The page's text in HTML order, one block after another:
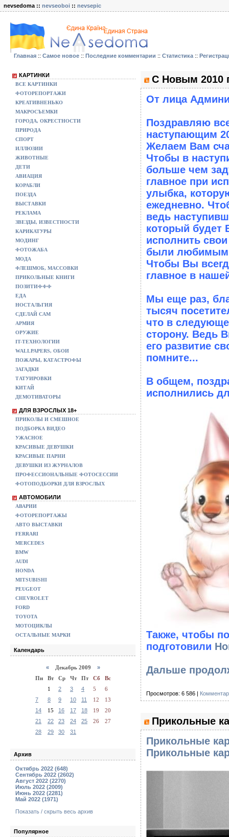
nevsedoma :: nevseoboi :: nevsepic
Главная :: Самое новое :: Последние комментарии :: Статистика ::
КАРТИНКИ
ВСЕ КАРТИНКИ
ФОТОРЕПОРТАЖИ
КРЕАТИВНЕНЬКО
МАКРОСЪЕМКИ
ГОРОДА, ОКРЕСТНОСТИ
ПРИРОДА
СПОРТ
ИЛЛЮЗИИ
ЖИВОТНЫЕ
ДЕТИ
АВИАЦИЯ
КОРАБЛИ
ПОЕЗДА
ВЫСТАВКИ
РЕКЛАМА
ЗВЕЗДЫ, ИЗВЕСТНОСТИ
КАРИКАТУРЫ
МОДИНГ
ФОТОЖАБА
МОДА
ФЛЕШМОБ, МАССОВКИ
ПРИКОЛЬНЫЕ КНИГИ
ПОЗИТИФФФ
ЕДА
НОСТАЛЬГИЯ
СДЕЛАЙ САМ
АРМИЯ
ОРУЖИЕ
IT-ТЕХНОЛОГИИ
WALLPAPERS, ОБОИ
ПОЖАРЫ, КАТАСТРОФЫ
ЗАГАДКИ
ТАТУИРОВКИ
КИТАЙ
ДЕМОТИВАТОРЫ
ДЛЯ ВЗРОСЛЫХ 18+
ПРИКОЛЫ И СМЕШНОЕ
ПОДБОРКА ВИДЕО
УЖАСНОЕ
КРАСИВЫЕ ДЕВУШКИ
КРАСИВЫЕ ПАРНИ
ДЕВУШКИ ИЗ ЖУРНАЛОВ
ПРОФЕССИОНАЛЬНЫЕ ФОТОСЕССИИ
ФОТОПОДБОРКИ ДЛЯ ВЗРОСЛЫХ
АВТОМОБИЛИ
АВАРИИ
ФОТОРЕПОРТАЖЫ
АВТО ВЫСТАВКИ
FERRARI
MERCEDES
BMW
AUDI
HONDA
MITSUBISHI
PEUGEOT
CHEVROLET
FORD
TOYOTA
МОТОЦИКЛЫ
ОСТАЛЬНЫЕ МАРКИ
Календарь
« Декабрь 2009 »
Пн
Вт Ср Чт Пт Сб
Вс
1
2 3 4 5
6
7
8 9 10 11 12
13
14
15 16 17 18 19
20
21
22 23 24 25 26
27
28
29 30 31
Архив
Октябрь 2022 (648)
Сентябрь 2022 (2602)
Август 2022 (2270)
Июль 2022 (2009)
Июнь 2022 (2281)
Май 2022 (1971)
Показать / скрыть весь архив
Популярное
С Новым 2010
От лица
Поздравляю
наступающим
Желаем Вам
Чтобы в
больше чем
главное при
улыбка,
ежедневно.
ведь
который будет
исполнить
были
Чтобы Вы
главное в
Мы еще раз,
тысяч
что в
сторону. Ведь
его развитие
помните...
В общем,
исполнились
Также, чтобы
подготовили
Дальше
Просмотров: 6 586 |
Прикольные
Прикольные
Прикольные